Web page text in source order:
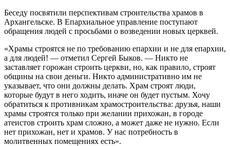
Беседу посвятили перспективам строительства храмов в
Архангельске. В Епархиальное управление поступают
обращения людей с просьбами о возведении новых церквей.
«Храмы строятся не по требованию епархии и не для епархии,
а для людей! — отметил Сергей Быков. — Никто не
заставляет горожан строить церкви, но, как правило, строят
общины на свои деньги. Никто административно им не
указывает, что они должны делать. Храм строят люди,
которые будут в него ходить, иначе он будет пустым. Хочу
обратиться к противникам храмостроительства: друзья, наши
храмы строятся только при желании прихожан, в городе
атеистов строить храм сложно, а может даже не нужно. Если
нет прихожан, нет и храмов. У нас потребность в
молитвенных помещениях есть».